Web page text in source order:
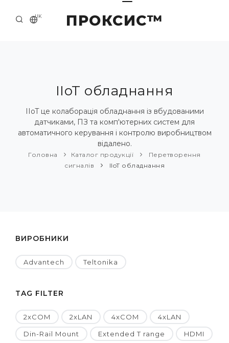
ПРОКСИС™
UK
ПРИКЛАДИ ТА РІШЕННЯ
КАТАЛОГ ПРОДУКЦІЇ
IIoT обладнання
IIoT це колаборація обладнання із вбудованими
датчиками, ПЗ та комп'ютерних систем для
автоматичного керування і контролю виробництвом
відалено.
Головна Каталог продукції
Перетворення
сигналів
IIoT обладнання
ВИРОБНИКИ
Advantech Teltonika
TAG FILTER
2xCOM 2xLAN 4xCOM 4xLAN
Din-Rail Mount Extended T range HDMI